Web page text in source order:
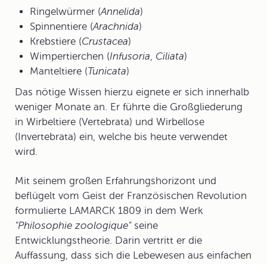
Ringelwürmer (Annelida)
Spinnentiere (Arachnida)
Krebstiere (Crustacea)
Wimpertierchen (Infusoria, Ciliata)
Manteltiere (Tunicata)
Das nötige Wissen hierzu eignete er sich innerhalb
weniger Monate an. Er führte die Großgliederung
in Wirbeltiere (Vertebrata) und Wirbellose
(Invertebrata) ein, welche bis heute verwendet
wird.
Mit seinem großen Erfahrungshorizont und
beflügelt vom Geist der Französischen Revolution
formulierte LAMARCK 1809 in dem Werk
"Philosophie zoologique"seine
Entwicklungstheorie. Darin vertritt er die
Auffassung, dass sich die Lebewesen aus einfachen